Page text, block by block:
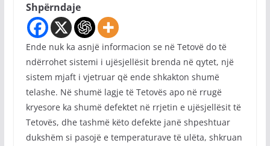
Shpërndaje
Ende nuk ka asnjë informacion se në Tetovë do të
ndërrohet sistemi i ujësjellësit brenda në qytet, një
sistem mjaft i vjetruar që ende shkakton shumë
telashe. Në shumë lagje të Tetovës apo në rrugë
kryesore ka shumë defektet në rrjetin e ujësjellësit të
Tetovës, dhe tashmë këto defekte janë shpeshtuar
dukshëm si pasojë e temperaturave të ulëta, shkruan